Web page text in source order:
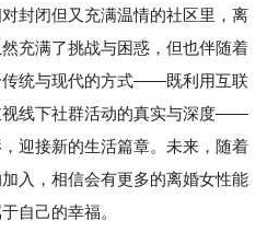
闭但又充满温情的社区里，离
充满了挑战与困惑，但也伴随着
传统与现代的方式——既利用互联
视线下社群活动的真实与深度——
迎接新的生活篇章。未来，随着
入，相信会有更多的离婚女性能
自己的幸福。